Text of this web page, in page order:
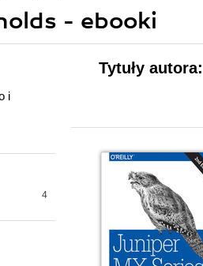
- ebooki
i
4
Tytuły